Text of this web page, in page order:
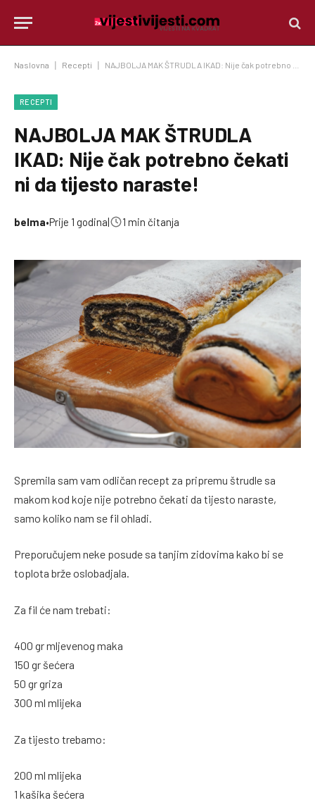
Naslovna Recepti NAJBOLJA MAK ŠTRUDLA IKAD: Nije čak potrebno čekati ni da tijesto naraste!
RECEPTI
NAJBOLJA MAK ŠTRUDLA
IKAD: Nije čak potrebno čekati
ni da tijesto naraste!
belma•Prije 1 godina| 1 min čitanja
Spremila sam vam odličan recept za pripremu štrudle sa
makom kod koje nije potrebno čekati da tijesto naraste,
samo koliko nam se fil ohladi.
Preporučujem neke posude sa tanjim zidovima kako bi se
toplota brže oslobadjala.
Za fil će nam trebati:
400 gr mljevenog maka
150 gr šećera
50 gr griza
300 ml mlijeka
Za tijesto trebamo:
200 ml mlijeka
1 kašika šećera